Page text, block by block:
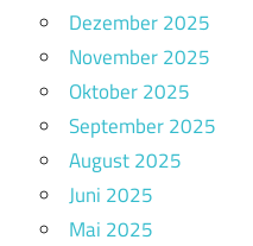
Dezember 2025
November 2025
Oktober 2025
September 2025
August 2025
Juni 2025
Mai 2025